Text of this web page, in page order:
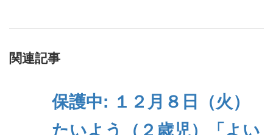
関連記事
保護中: １２月８日（火）
たいよう（２歳児）「よい